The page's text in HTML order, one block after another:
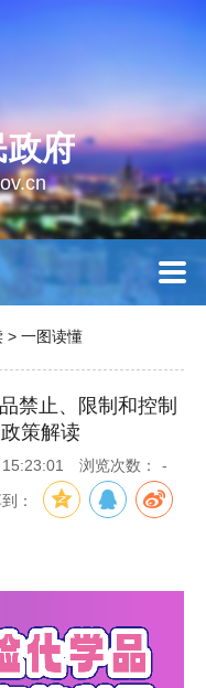
政府
> 一图读懂
禁止、限制和控制
策解读
浏览次数： -
：